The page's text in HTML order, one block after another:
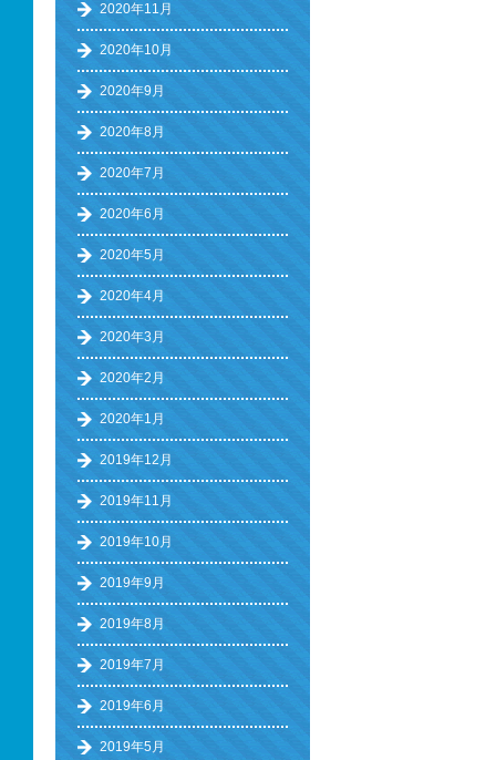
2020年11月
2020年10月
2020年9月
2020年8月
2020年7月
2020年6月
2020年5月
2020年4月
2020年3月
2020年2月
2020年1月
2019年12月
2019年11月
2019年10月
2019年9月
2019年8月
2019年7月
2019年6月
2019年5月